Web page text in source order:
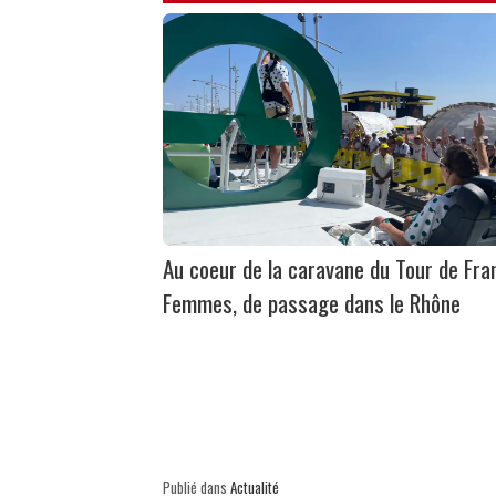
Au coeur de la caravane du Tour de
Femmes, de passage dans le Rhône
Publié dans Actualité